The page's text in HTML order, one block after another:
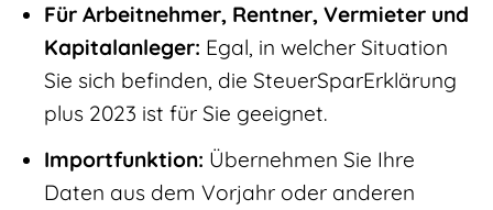
Für Arbeitnehmer, Rentner, Vermieter und
Kapitalanleger: Egal, in welcher Situation
Sie sich befinden, die SteuerSparErklärung
plus 2023 ist für Sie geeignet.
Importfunktion: Übernehmen Sie Ihre
Daten aus dem Vorjahr oder anderen